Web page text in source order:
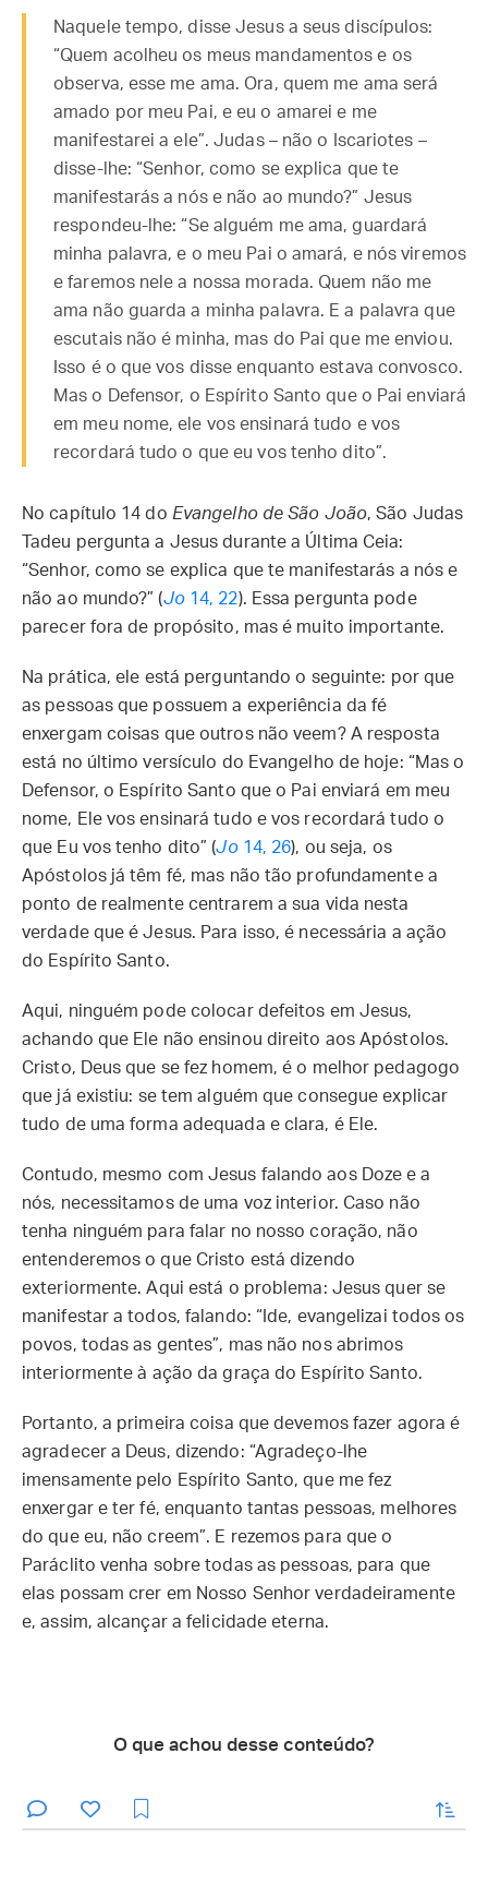
Naquele tempo, disse Jesus a seus discípulos:
“Quem acolheu os meus mandamentos e os
observa, esse me ama. Ora, quem me ama será
amado por meu Pai, e eu o amarei e me
manifestarei a ele”. Judas – não o Iscariotes –
disse-lhe: “Senhor, como se explica que te
manifestarás a nós e não ao mundo?” Jesus
respondeu-lhe: “Se alguém me ama, guardará
minha palavra, e o meu Pai o amará, e nós viremos
e faremos nele a nossa morada. Quem não me
ama não guarda a minha palavra. E a palavra que
escutais não é minha, mas do Pai que me enviou.
Isso é o que vos disse enquanto estava convosco.
Mas o Defensor, o Espírito Santo que o Pai enviará
em meu nome, ele vos ensinará tudo e vos
recordará tudo o que eu vos tenho dito”.
No capítulo 14 do Evangelho de São João, São Judas
Tadeu pergunta a Jesus durante a Última Ceia:
“Senhor, como se explica que te manifestarás a nós e
não ao mundo?” (Jo14, 22). Essa pergunta pode
parecer fora de propósito, mas é muito importante.
Na prática, ele está perguntando o seguinte: por que
as pessoas que possuem a experiência da fé
enxergam coisas que outros não veem? A resposta
está no último versículo do Evangelho de hoje: “Mas o
Defensor, o Espírito Santo que o Pai enviará em meu
nome, Ele vos ensinará tudo e vos recordará tudo o
que Eu vos tenho dito” (Jo14, 26), ou seja, os
Apóstolos já têm fé, mas não tão profundamente a
ponto de realmente centrarem a sua vida nesta
verdade que é Jesus. Para isso, é necessária a ação
do Espírito Santo.
Aqui, ninguém pode colocar defeitos em Jesus,
achando que Ele não ensinou direito aos Apóstolos.
Cristo, Deus que se fez homem, é o melhor pedagogo
que já existiu: se tem alguém que consegue explicar
tudo de uma forma adequada e clara, é Ele.
Contudo, mesmo com Jesus falando aos Doze e a
nós, necessitamos de uma voz interior. Caso não
tenha ninguém para falar no nosso coração, não
entenderemos o que Cristo está dizendo
exteriormente. Aqui está o problema: Jesus quer se
manifestar a todos, falando: “Ide, evangelizai todos os
povos, todas as gentes”, mas não nos abrimos
interiormente à ação da graça do Espírito Santo.
Portanto, a primeira coisa que devemos fazer agora é
agradecer a Deus, dizendo: “Agradeço-lhe
imensamente pelo Espírito Santo, que me fez
enxergar e ter fé, enquanto tantas pessoas, melhores
do que eu, não creem”. E rezemos para que o
Paráclito venha sobre todas as pessoas, para que
elas possam crer em Nosso Senhor verdadeiramente
e, assim, alcançar a felicidade eterna.
O que achou desse conteúdo?
enviar